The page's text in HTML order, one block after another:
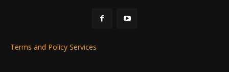
Terms and Policy Services